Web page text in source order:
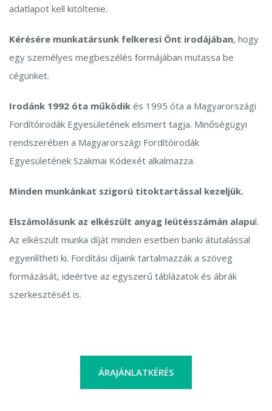
adatlapot kell kitöltenie.
Kérésére munkatársunk felkeresi Önt irodájában, hogy
egy személyes megbeszélés formájában mutassa be
cégünket.
Irodánk 1992 óta működik és 1995 óta a Magyarországi
Fordítóirodák Egyesületének elismert tagja. Minőségügyi
rendszerében a Magyarországi Fordítóirodák
Egyesületének Szakmai Kódexét alkalmazza.
Minden munkánkat szigorú titoktartással kezeljük.
Elszámolásunk az elkészült anyag leütésszámán alapul.
Az elkészült munka díját minden esetben banki átutalással
egyenlítheti ki. Fordítási díjaink tartalmazzák a szöveg
formázását, ideértve az egyszerű táblázatok és ábrák
szerkesztését is.
ÁRAJÁNLATKÉRÉS